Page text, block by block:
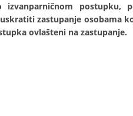
postupku,
zastupanje osobama
ovlašteni na zastupanje.